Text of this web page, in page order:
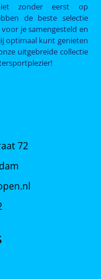
zonder eerst op
de beste selectie
je samengesteld en
optimaal kunt genieten
uitgebreide collectie
72